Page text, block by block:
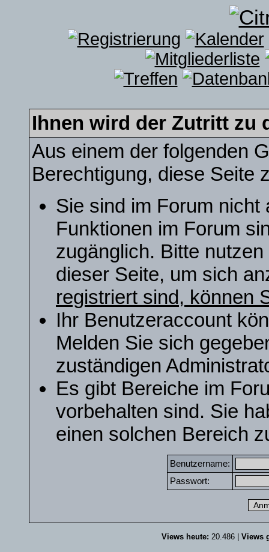
Ihnen wird der Zutritt zu
Aus einem der folgenden
Berechtigung, diese Seite
Sie sind im Forum nicht
Funktionen im Forum
zugänglich. Bitte
dieser Seite, um sich
registriert sind, können
Ihr Benutzeraccount
Melden Sie sich
zuständigen
Es gibt Bereiche im
vorbehalten sind. Sie
einen solchen Bereich
Benutzername:
Passwort:
Views heute: 20.486 | Views